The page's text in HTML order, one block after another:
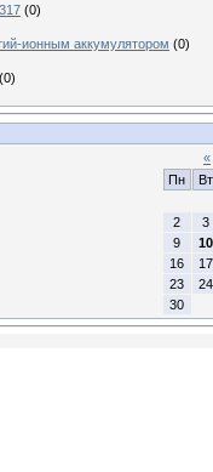
(0)
ионным аккумулятором (0)
(0)
«
Пн
Вт
2
3
9
10
16
17
23
24
30